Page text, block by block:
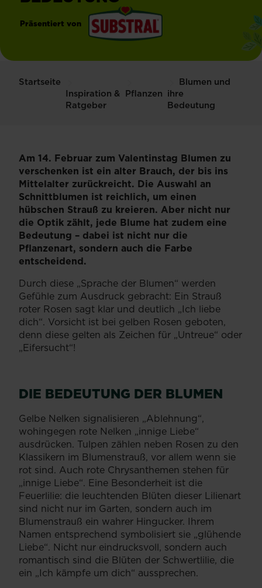
Präsentiert von
Startseite
Inspiration &
Ratgeber
Pflanzen
Blumen und
ihre
Bedeutung
Am 14. Februar zum Valentinstag Blumen zu
verschenken ist ein alter Brauch, der bis ins
Mittelalter zurückreicht. Die Auswahl an
Schnittblumen ist reichlich, um einen
hübschen Strauß zu kreieren. Aber nicht nur
die Optik zählt, jede Blume hat zudem eine
Bedeutung – dabei ist nicht nur die
Pflanzenart, sondern auch die Farbe
entscheidend.
Durch diese „Sprache der Blumen“ werden
Gefühle zum Ausdruck gebracht: Ein Strauß
roter Rosen sagt klar und deutlich „Ich liebe
dich“. Vorsicht ist bei gelben Rosen geboten,
denn diese gelten als Zeichen für „Untreue“ oder
„Eifersucht“!
DIE BEDEUTUNG DER BLUMEN
Gelbe Nelken signalisieren „Ablehnung“,
wohingegen rote Nelken „innige Liebe“
ausdrücken. Tulpen zählen neben Rosen zu den
Klassikern im Blumenstrauß, vor allem wenn sie
rot sind. Auch rote Chrysanthemen stehen für
„innige Liebe“. Eine Besonderheit ist die
Feuerlilie: die leuchtenden Blüten dieser Lilienart
sind nicht nur im Garten, sondern auch im
Blumenstrauß ein wahrer Hingucker. Ihrem
Namen entsprechend symbolisiert sie „glühende
Liebe“. Nicht nur eindrucksvoll, sondern auch
romantisch sind die Blüten der Schwertlilie, die
ein „Ich kämpfe um dich“ aussprechen.